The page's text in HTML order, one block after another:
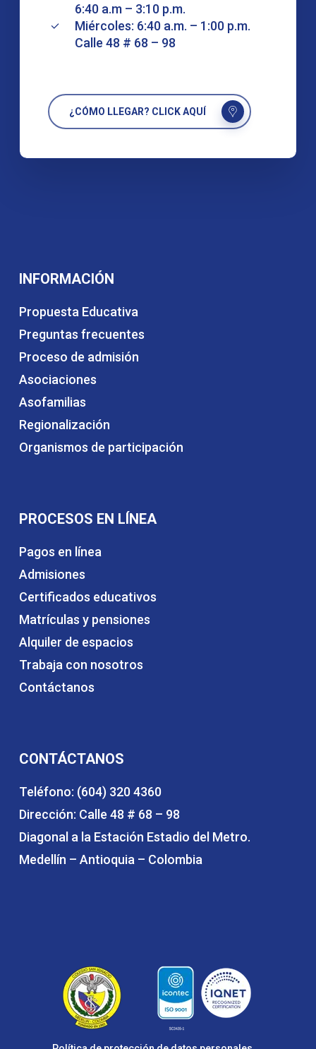
6:40 a.m – 3:10 p.m.
Miércoles: 6:40 a.m. – 1:00 p.m.
Calle 48 # 68 – 98
¿CÓMO LLEGAR? CLICK AQUÍ
INFORMACIÓN
Propuesta Educativa
Preguntas frecuentes
Proceso de admisión
Asociaciones
Asofamilias
Regionalización
Organismos de participación
PROCESOS EN LÍNEA
Pagos en línea
Admisiones
Certificados educativos
Matrículas y pensiones
Alquiler de espacios
Trabaja con nosotros
Contáctanos
CONTÁCTANOS
Teléfono: (604) 320 4360
Dirección: Calle 48 # 68 – 98
Diagonal a la Estación Estadio del Metro.
Medellín – Antioquia – Colombia